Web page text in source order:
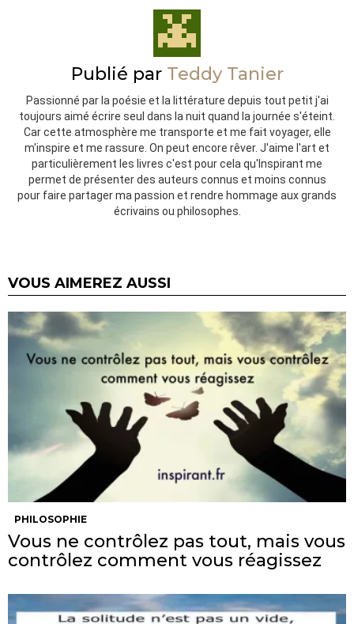
Publié par Teddy Tanier
Passionné par la poésie et la littérature depuis tout petit j'ai
toujours aimé écrire seul dans la nuit quand la journée s'éteint.
Car cette atmosphère me transporte et me fait voyager, elle
m'inspire et me rassure. On peut encore rêver. J'aime l'art et
particulièrement les livres c'est pour cela qu'Inspirant me
permet de présenter des auteurs connus et moins connus
pour faire partager ma passion et rendre hommage aux grands
écrivains ou philosophes.
VOUS AIMEREZ AUSSI
PHILOSOPHIE
Vous ne contrôlez pas tout, mais vous
contrôlez comment vous réagissez